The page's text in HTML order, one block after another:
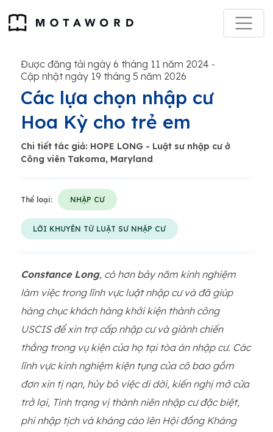
Được đăng tải ngày 6 tháng 11 năm 2024 -
Cập nhật ngày 19 tháng 5 năm 2026
Các lựa chọn nhập cư
Hoa Kỳ cho trẻ em
Chi tiết tác giả: HOPE LONG - Luật sư nhập cư ở
Công viên Takoma, Maryland.
Thể loại: NHẬP CƯ
LỜI KHUYÊN TỪ LUẬT SƯ NHẬP CƯ
Constance Long, có hơn bảy năm kinh nghiệm
làm việc trong lĩnh vực luật nhập cư và đã giúp
hàng chục khách hàng khởi kiện thành công
USCIS để xin trợ cấp nhập cư và giành chiến
thắng trong vụ kiện của họ tại tòa án nhập cư. Các
lĩnh vực kinh nghiệm kiện tụng của cô bao gồm
đơn xin tị nạn, hủy bỏ việc di dời, kiến nghị mở cửa
trở lại, Tình trạng vị thành niên nhập cư đặc biệt,
phi nhập tịch và kháng cáo lên Hội đồng Kháng